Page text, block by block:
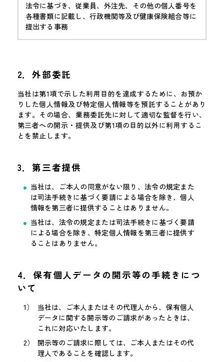
法令に基づき、従業員、外注先、その他の個人番号を
各種書類に記載し、行政機関等及び健康保険組合等に
提出する事務
2．外部委託
当社は第1項で示した利用目的を達成するために、お預か
りした個人情報及び特定個人情報等を預託することがあり
ます。その場合、業務委託先に対して適切な監督を行い、
第三者への開示・提供及び第1項の目的以外に利用するこ
とを禁止します。
3．第三者提供
当社は、ご本人の同意がない限り、法令の規定また
は司法手続きに基づく要請による場合を除き、個人
情報を第三者に提供することはありません。
当社は、法令の規定または司法手続きに基づく要請
による場合を除き、特定個人情報を第三者に提供す
ることはありません。
4．保有個人データの開示等の手続きにつ
いて
当社は、ご本人またはその代理人から、保有個人
データに関する開示等のご請求があったときは、
これに対応いたします。
開示等のご請求に際しては、ご本人またはその代
理人であることを確認します。